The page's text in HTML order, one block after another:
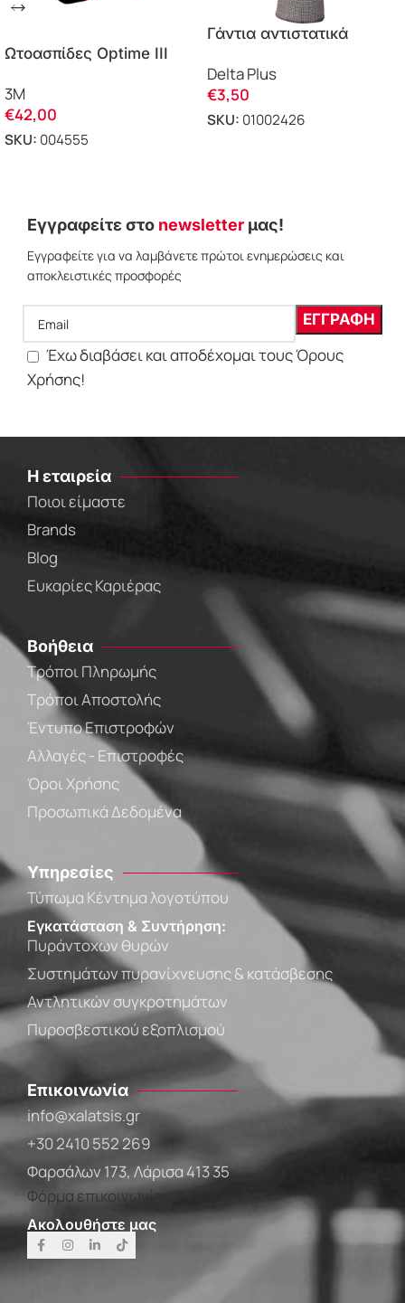
Ωτοασπίδες Optime III
3M
€42,00
SKU: 004555
Γάντια αντιστατικά
VV792 Delta Plus
Delta Plus
€3,50
SKU: 01002426
Εγγραφείτε στο newsletter μας!
Εγγραφείτε για να λαμβάνετε πρώτοι ενημερώσεις και
αποκλειστικές προσφορές
Έχω διαβάσει και αποδέχομαι τους Όρους
Χρήσης!
Η εταιρεία
Ποιοι είμαστε
Brands
Blog
Ευκαρίες Καριέρας
Βοήθεια
Τρόποι Πληρωμής
Τρόποι Αποστολής
Έντυπο Επιστροφών
Αλλαγές - Επιστροφές
Όροι Χρήσης
Προσωπικά Δεδομένα
Υπηρεσίες
Τύπωμα Κέντημα λογοτύπου
Εγκατάσταση & Συντήρηση:
Πυράντοχων θυρών
Συστημάτων πυρανίχνευσης & κατάσβεσης
Αντλητικών συγκροτημάτων
Πυροσβεστικού εξοπλισμού
Επικοινωνία
info@xalatsis.gr
+30 2410 552 269
Φαρσάλων 173, Λάρισα 413 35
Φόρμα επικοινωνίας
Ακολουθήστε μας